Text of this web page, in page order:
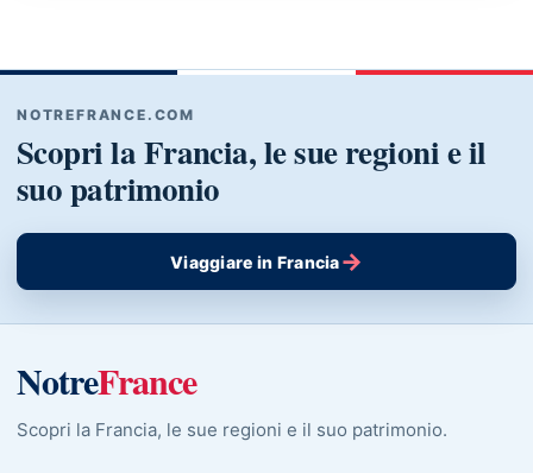
NOTREFRANCE.COM
Scopri la Francia, le sue regioni e il
suo patrimonio
Viaggiare in Francia→
NotreFrance
Scopri la Francia, le sue regioni e il suo patrimonio.